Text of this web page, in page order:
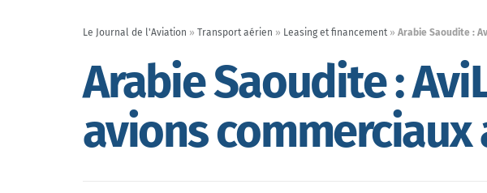
Le Journal de l'Aviation » Transport aérien » Leasing et financement » Arabie Saoudite :
Arabie Saoudite :
avions commerciaux